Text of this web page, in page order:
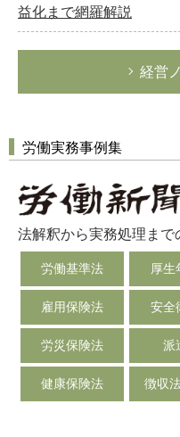
益化まで網羅解説
経営
労働実務事例集
法解釈から実務処理ま
労働基準法 厚生
雇用保険法 安全
労災保険法 派
健康保険法 徴収